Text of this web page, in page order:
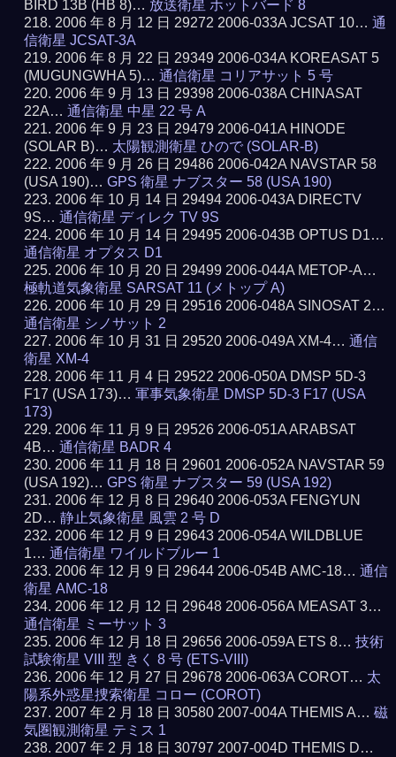
BIRD 13B (HB 8)… 放送衛星 ホットバード 8
2006 年 8 月 12 日 29272 2006-033A JCSAT 10…通
信衛星 JCSAT-3A
2006 年 8 月 22 日 29349 2006-034A KOREASAT 5
(MUGUNGWHA 5)…通信衛星 コリアサット 5 号
2006 年 9 月 13 日 29398 2006-038A CHINASAT
22A…通信衛星 中星 22 号 A
2006 年 9 月 23 日 29479 2006-041A HINODE
(SOLAR B)… 太陽観測衛星 ひので (SOLAR-B)
2006 年 9 月 26 日 29486 2006-042A NAVSTAR 58
(USA 190)…GPS 衛星 ナブスター 58 (USA 190)
2006 年 10 月 14 日 29494 2006-043A DIRECTV
9S…通信衛星 ディレク TV 9S
2006 年 10 月 14 日 29495 2006-043B OPTUS D1…
通信衛星 オプタス D1
2006 年 10 月 20 日 29499 2006-044A METOP-A…
極軌道気象衛星 SARSAT 11 (メトップ A)
2006 年 10 月 29 日 29516 2006-048A SINOSAT 2…
通信衛星 シノサット 2
2006 年 10 月 31 日 29520 2006-049A XM-4…通信
衛星 XM-4
2006 年 11 月 4 日 29522 2006-050A DMSP 5D-3
F17 (USA 173)…軍事気象衛星 DMSP 5D-3 F17 (USA
173)
2006 年 11 月 9 日 29526 2006-051A ARABSAT
4B…通信衛星 BADR 4
2006 年 11 月 18 日 29601 2006-052A NAVSTAR 59
(USA 192)…GPS 衛星 ナブスター 59 (USA 192)
2006 年 12 月 8 日 29640 2006-053A FENGYUN
2D…静止気象衛星 風雲 2 号 D
2006 年 12 月 9 日 29643 2006-054A WILDBLUE
1…通信衛星 ワイルドブルー 1
2006 年 12 月 9 日 29644 2006-054B AMC-18…通信
衛星 AMC-18
2006 年 12 月 12 日 29648 2006-056A MEASAT 3…
通信衛星 ミーサット 3
2006 年 12 月 18 日 29656 2006-059A ETS 8…技術
試験衛星 VIII 型 きく 8 号 (ETS-VIII)
2006 年 12 月 27 日 29678 2006-063A COROT… 太
陽系外惑星捜索衛星 コロー (COROT)
2007 年 2 月 18 日 30580 2007-004A THEMIS A…磁
気圏観測衛星 テミス 1
2007 年 2 月 18 日 30797 2007-004D THEMIS D…